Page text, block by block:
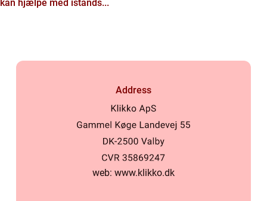
kan hjælpe med istands...
Address
web: www.klikko.dk